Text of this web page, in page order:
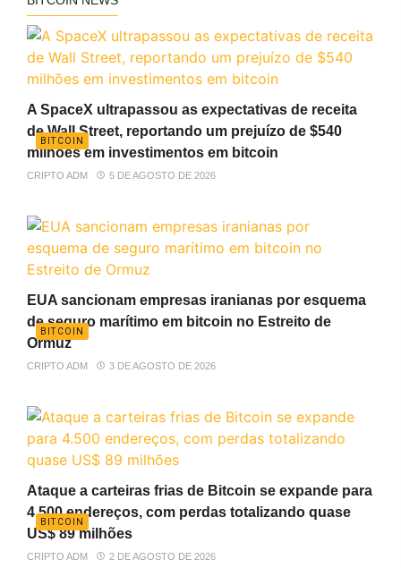
BITCOIN
A SpaceX ultrapassou as expectativas de receita
de Wall Street, reportando um prejuízo de $540
milhões em investimentos em bitcoin
CRIPTO ADM 5 DE AGOSTO DE 2026
BITCOIN
EUA sancionam empresas iranianas por esquema
de seguro marítimo em bitcoin no Estreito de
Ormuz
CRIPTO ADM 3 DE AGOSTO DE 2026
BITCOIN
Ataque a carteiras frias de Bitcoin se expande para
4.500 endereços, com perdas totalizando quase
US$ 89 milhões
CRIPTO ADM 2 DE AGOSTO DE 2026